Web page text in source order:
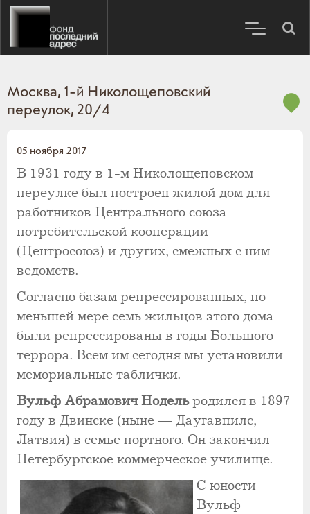
Москва, 1-й Николощеповский
переулок, 20/4
05 ноября 2017
В 1931 году в 1-м Николощеповском
переулке был построен жилой дом для
работников Центрального союза
потребительской кооперации
(Центросоюз) и других, смежных с ним
ведомств.
Согласно базам репрессированных, по
меньшей мере семь жильцов этого дома
были репрессированы в годы Большого
террора. Всем им сегодня мы установили
мемориальные таблички.
Вульф Абрамович Нодельродился в 1897
году в Двинске (ныне — Даугавпилс,
Латвия) в семье портного. Он закончил
Петербургское коммерческое училище.
С юности
Вульф